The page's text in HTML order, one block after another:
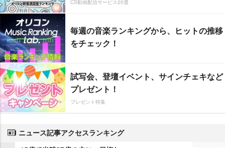
CS動画配信サービス20選
毎週の音楽ランキングから、ヒットの推移
をチェック！
試写会、登壇イベント、サインチェキなど
プレゼント！
プレゼント特集
ニュース記事アクセスランキング